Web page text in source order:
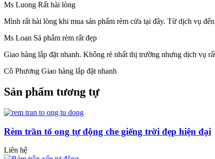
Ms Luong Rất hài lòng
Mình rất hài lòng khi mua sản phẩm rèm cửa tại đây. Từ dịch vụ
Ms Loan Sả phẩm rèm rất đẹp
Giao hàng lắp đặt nhanh. Không rẻ nhất thị trường nhưng dịch vụ
Cô Phương Giao hàng lắp đặt nhanh
Sản phẩm tương tự
Rèm trần tổ ong tự động che giếng trời đẹp hiện đại
Liên hệ